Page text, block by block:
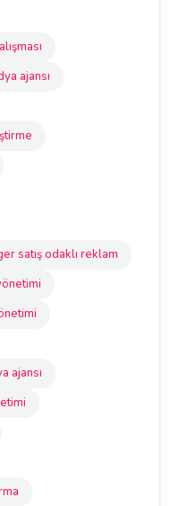
ajansı
satış odaklı reklam
ajansı